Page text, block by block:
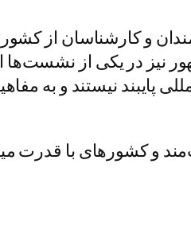
۴۰۰ تن از سیاستمداران، اندیشمندان و
نیز در یکی از
پایبند نیستند و به
و کشورهای با قدرت